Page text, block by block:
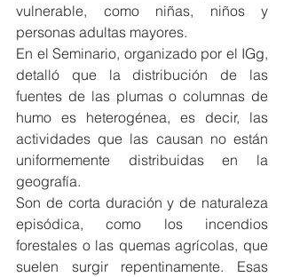
vulnerable, como niñas, niños y
personas adultas mayores.
En el Seminario, organizado por el IGg,
detalló que la distribución de las
fuentes de las plumas o columnas de
humo es heterogénea, es decir, las
actividades que las causan no están
uniformemente distribuidas en la
geografía.
Son de corta duración y de naturaleza
episódica, como los incendios
forestales o las quemas agrícolas, que
suelen surgir repentinamente. Esas